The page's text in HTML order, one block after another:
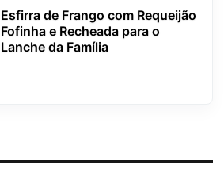
Esfirra de Frango com Requeijão
Fofinha e Recheada para o
Lanche da Família